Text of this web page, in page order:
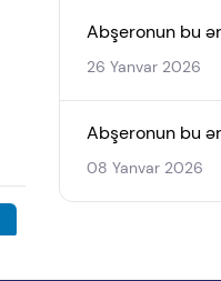
Abşeronun bu
26 Yanvar 2026
Abşeronun bu
08 Yanvar 2026